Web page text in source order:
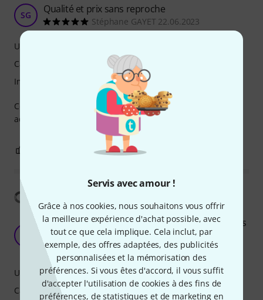
Servis avec amour !
Grâce à nos cookies, nous souhaitons vous offrir
la meilleure expérience d'achat possible, avec
tout ce que cela implique. Cela inclut, par
exemple, des offres adaptées, des publicités
personnalisées et la mémorisation des
préférences. Si vous êtes d'accord, il vous suffit
d'accepter l'utilisation de cookies à des fins de
préférences, de statistiques et de marketing en
SG Qualité et prix sans reproche
Stéphane GAYET 22.06.2023
Ce zoom optique est excellent et son prix est tout à fait
acceptable.
Utilisation
Caractéristiques
Image
SIGNALER L'ÉVALUATION
Bedienung und Qualität o.k., gemessen am Preis
alles gut
re-entry 08.11.2021
Utilisation
Caractéristiques